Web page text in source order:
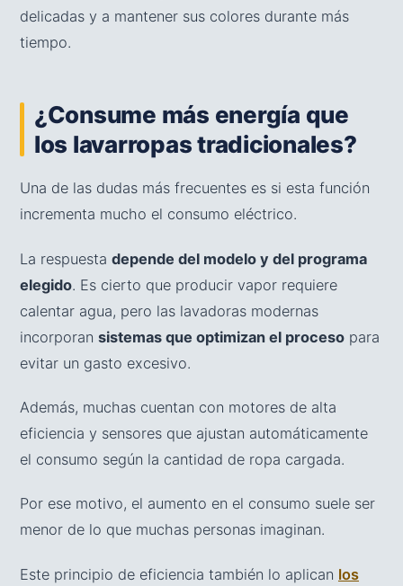
delicadas y a mantener sus colores durante más
tiempo.
¿Consume más energía que
los lavarropas tradicionales?
Una de las dudas más frecuentes es si esta función
incrementa mucho el consumo eléctrico.
La respuesta depende del modelo y del programa
elegido. Es cierto que producir vapor requiere
calentar agua, pero las lavadoras modernas
incorporan sistemas que optimizan el proceso para
evitar un gasto excesivo.
Además, muchas cuentan con motores de alta
eficiencia y sensores que ajustan automáticamente
el consumo según la cantidad de ropa cargada.
Por ese motivo, el aumento en el consumo suele ser
menor de lo que muchas personas imaginan.
Este principio de eficiencia también lo aplican los